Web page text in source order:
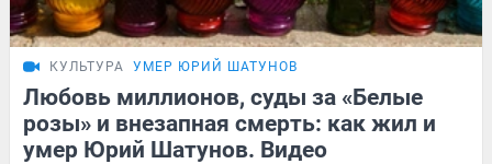
КУЛЬТУРА УМЕР ЮРИЙ ШАТУНОВ
Любовь миллионов, суды за «Белые
розы» и внезапная смерть: как жил и
умер Юрий Шатунов. Видео